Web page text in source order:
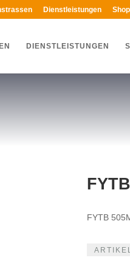
Dienstleistungen Shop
DIENSTLEISTUNGEN
FYTB